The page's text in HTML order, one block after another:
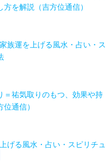
を解説（吉方位通信）
族運を上げる風水・占い・ス
＝祐気取りのもつ、効果や持
通信）
げる風水・占い・スピリチュ